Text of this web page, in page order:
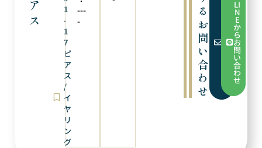
ア
ス
1
-
1
7
ピ
ア
ス
/
イ
ヤ
リ
ン
グ
---
-
る
お
問
い
合
わ
せ
ら
お
せ
LI
N
E
か
ら
お
問
い
合
わ
せ